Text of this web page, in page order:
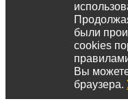
были
cookies
Вы
браузера.